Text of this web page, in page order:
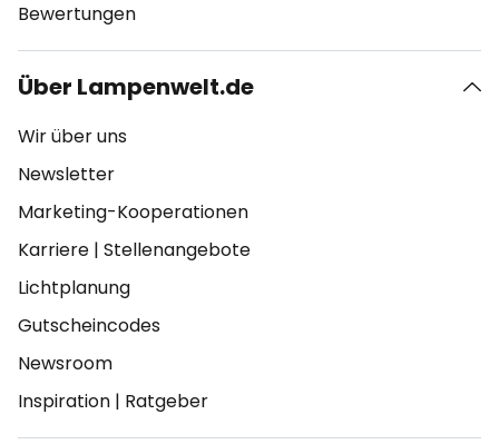
Bewertungen
Über Lampenwelt.de
Wir über uns
Newsletter
Marketing-Kooperationen
Karriere | Stellenangebote
Lichtplanung
Gutscheincodes
Newsroom
Inspiration | Ratgeber